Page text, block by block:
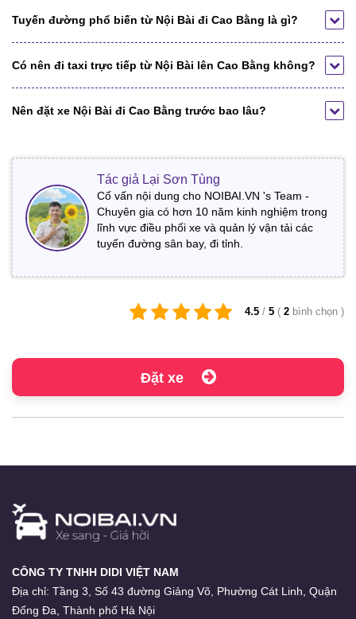
Tuyến đường phổ biến từ Nội Bài đi Cao Bằng là gì?
Có nên đi taxi trực tiếp từ Nội Bài lên Cao Bằng không?
Nên đặt xe Nội Bài đi Cao Bằng trước bao lâu?
Tác giả Lại Sơn Tùng
Cố vấn nội dung cho NOIBAI.VN 's Team -
Chuyên gia có hơn 10 năm kinh nghiệm trong
lĩnh vực điều phối xe và quản lý vận tải các
tuyến đường sân bay, đi tỉnh.
4.5 / 5 ( 2 bình chọn )
Đặt xe
CÔNG TY TNHH DIDI VIỆT NAM
Địa chỉ: Tầng 3, Số 43 đường Giảng Võ, Phường Cát Linh, Quận
Đống Đa, Thành phố Hà Nội